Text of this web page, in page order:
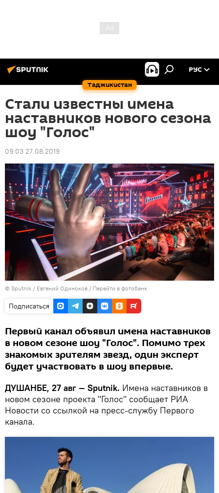
Таджикистан
РУС
Стали известны имена
наставников нового сезона
шоу "Голос"
09:03 27.08.2019
© Sputnik / Евгений Одиноков / Перейти в фотобанк
Подписаться
Первый канал объявил имена наставников
в новом сезоне шоу "Голос". Помимо трех
знакомых зрителям звезд, один эксперт
будет участвовать в шоу впервые.
ДУШАНБЕ, 27 авг — Sputnik. Имена наставников в
новом сезоне проекта "Голос" сообщает РИА
Новости со ссылкой на пресс-службу Первого
канала.